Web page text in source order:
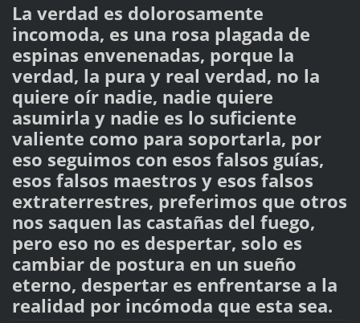
La verdad es dolorosamente
incomoda, es una rosa plagada de
espinas envenenadas, porque la
verdad, la pura y real verdad, no la
quiere oír nadie, nadie quiere
asumirla y nadie es lo suficiente
valiente como para soportarla, por
eso seguimos con esos falsos guías,
esos falsos maestros y esos falsos
extraterrestres, preferimos que otros
nos saquen las castañas del fuego,
pero eso no es despertar, solo es
cambiar de postura en un sueño
eterno, despertar es enfrentarse a la
realidad por incómoda que esta sea.